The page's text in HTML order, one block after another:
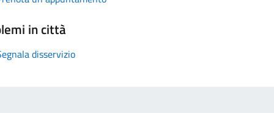
in città
disservizio